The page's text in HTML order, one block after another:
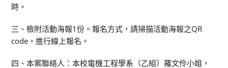
時。
三、檢附活動海報1份。報名方式，請掃描活動海報之QR
code，進行線上報名。
四、本案聯絡人：本校電機工程學系（乙組）羅文伶小姐，